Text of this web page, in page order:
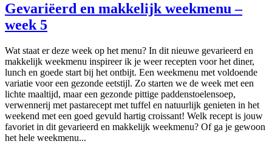
Gevariëerd en makkelijk weekmenu –
week 5
Wat staat er deze week op het menu? In dit nieuwe gevarieerd en
makkelijk weekmenu inspireer ik je weer recepten voor het diner,
lunch en goede start bij het ontbijt. Een weekmenu met voldoende
variatie voor een gezonde eetstijl. Zo starten we de week met een
lichte maaltijd, maar een gezonde pittige paddenstoelensoep,
verwennerij met pastarecept met tuffel en natuurlijk genieten in het
weekend met een goed gevuld hartig croissant! Welk recept is jouw
favoriet in dit gevarieerd en makkelijk weekmenu? Of ga je gewoon
het hele weekmenu...